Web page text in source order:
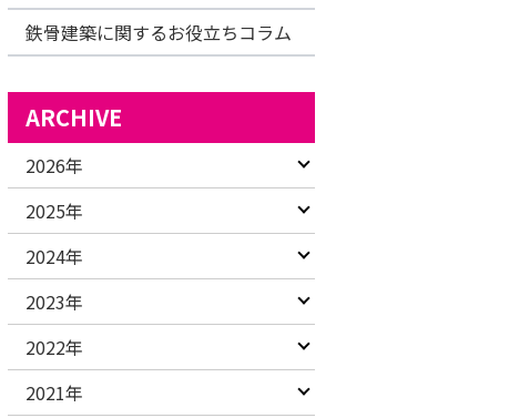
鉄骨建築に関するお役立ちコラム
ARCHIVE
2026年
2025年
2024年
2023年
2022年
2021年